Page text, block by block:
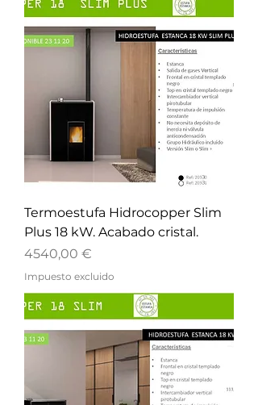
Termoestufa Hidrocopper Slim
Plus 18 kW. Acabado cristal.
Precio
4540,00 €
Impuesto excluido